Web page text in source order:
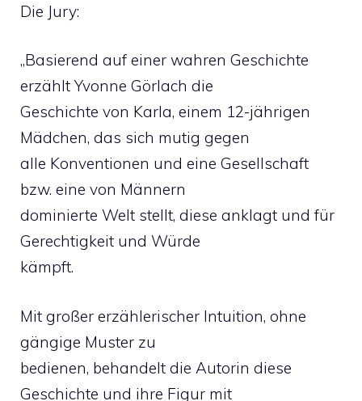
Die Jury:
„Basierend auf einer wahren Geschichte
erzählt Yvonne Görlach die
Geschichte von Karla, einem 12-jährigen
Mädchen, das sich mutig gegen
alle Konventionen und eine Gesellschaft
bzw. eine von Männern
dominierte Welt stellt, diese anklagt und für
Gerechtigkeit und Würde
kämpft.
Mit großer erzählerischer Intuition, ohne
gängige Muster zu
bedienen, behandelt die Autorin diese
Geschichte und ihre Figur mit